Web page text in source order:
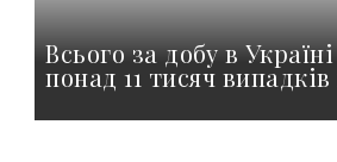
Всього за добу в
понад 11 тисяч